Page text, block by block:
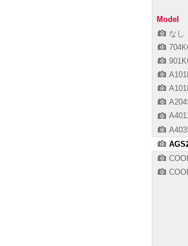
Model
なし